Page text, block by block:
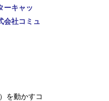
ーキャッ
会社コミュ
を動かすコ